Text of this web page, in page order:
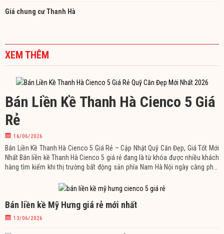
Giá chung cư Thanh Hà
XEM THÊM
Bán Liền Kề Thanh Hà Cienco 5 Giá
Rẻ
16/06/2026
Bán Liền Kề Thanh Hà Cienco 5 Giá Rẻ – Cập Nhật Quỹ Căn Đẹp, Giá Tốt Mới
Nhất Bán liền kề Thanh Hà Cienco 5 giá rẻ đang là từ khóa được nhiều khách
hàng tìm kiếm khi thị trường bất động sản phía Nam Hà Nội ngày càng phát
Bán liền kề Mỹ Hưng giá rẻ mới nhất
13/06/2026